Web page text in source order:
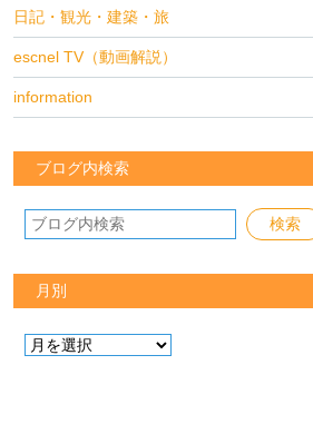
日記・観光・建築・旅
escnel TV（動画解説）
information
ブログ内検索
月別